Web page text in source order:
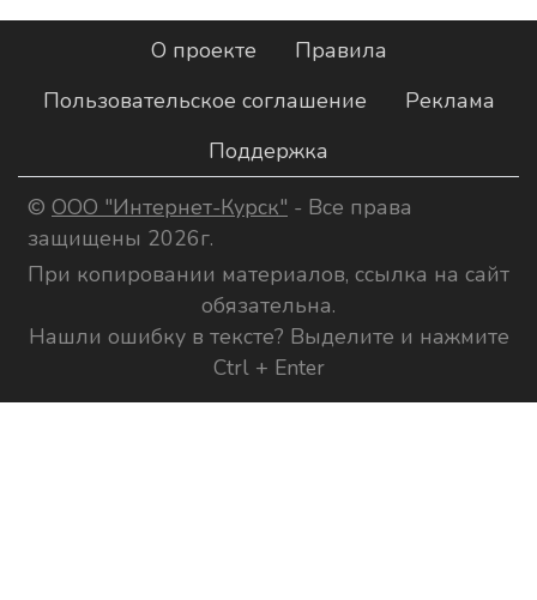
О проекте
Правила
Пользовательское соглашение
Реклама
Поддержка
© ООО "Интернет-Курск" - Все права
защищены 2026г.
При копировании материалов, ссылка на сайт
обязательна.
Нашли ошибку в тексте? Выделите и нажмите
Ctrl + Enter